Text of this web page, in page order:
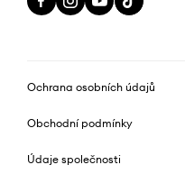
Ochrana osobních údajů
Obchodní podmínky
Údaje společnosti